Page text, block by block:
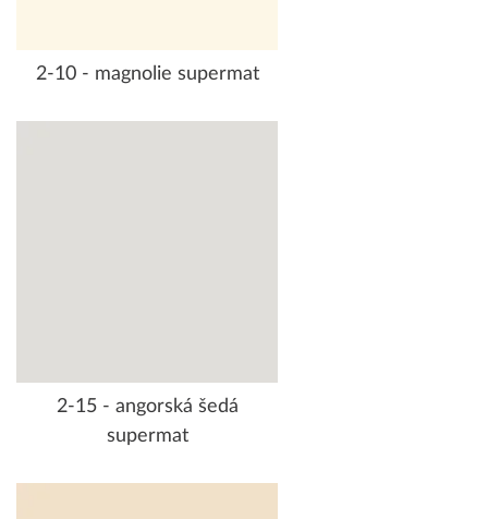
2-10 - magnolie supermat
2-15 - angorská šedá
supermat